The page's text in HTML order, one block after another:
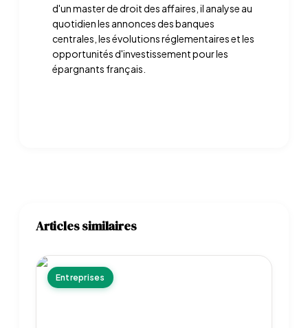
d'un master de droit des affaires, il analyse au
quotidien les annonces des banques
centrales, les évolutions réglementaires et les
opportunités d'investissement pour les
épargnants français.
Articles similaires
Entreprises